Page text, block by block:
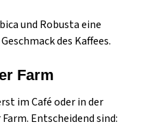
und Robustaeine
des Kaffees.
Farm
im Café oder in der
Entscheidend sind: